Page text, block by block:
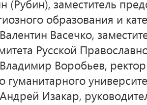
(Рубин), заместитель
образования и
Васечко,
Русской
Воробьев,
гуманитарного
Изакар,